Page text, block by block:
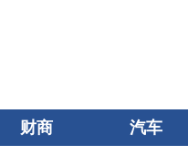
财商 汽车